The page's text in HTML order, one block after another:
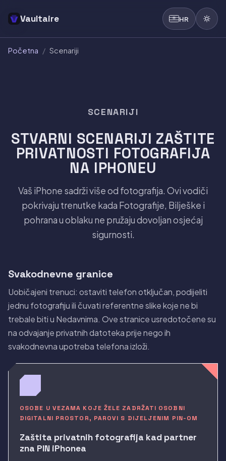
Vaultaire HR
Početna / Scenariji
SCENARIJI
STVARNI SCENARIJI ZAŠTITE
PRIVATNOSTI FOTOGRAFIJA
NA IPHONEU
Vaš iPhone sadrži više od fotografija. Ovi vodiči
pokrivaju trenutke kada Fotografije, Bilješke i
pohrana u oblaku ne pružaju dovoljan osjećaj
sigurnosti.
Svakodnevne granice
Uobičajeni trenuci: ostaviti telefon otključan, podijeliti
jednu fotografiju ili čuvati referentne slike koje ne bi
trebale biti u Nedavnima. Ove stranice usredotočene su
na odvajanje privatnih datoteka prije nego ih
svakodnevna upotreba telefona izloži.
OSOBE U VEZAMA KOJE ŽELE ZADRŽATI OSOBNI
DIGITALNI PROSTOR, PAROVI S DIJELJENIM PIN-OM
Zaštita privatnih fotografija kad partner
zna PIN iPhonea